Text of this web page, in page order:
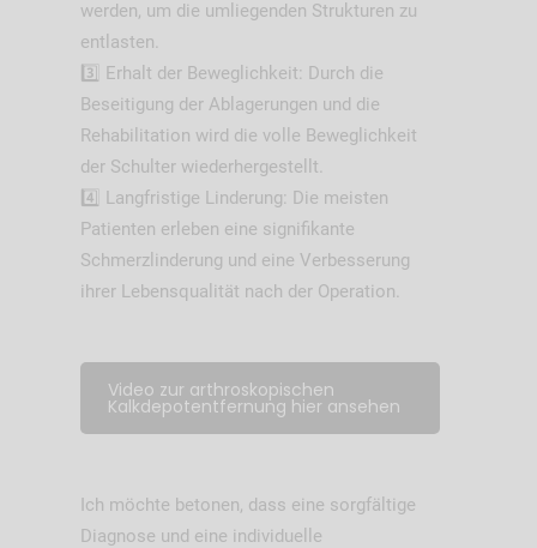
werden, um die umliegenden Strukturen zu
entlasten.
3️⃣ Erhalt der Beweglichkeit: Durch die
Beseitigung der Ablagerungen und die
Rehabilitation wird die volle Beweglichkeit
der Schulter wiederhergestellt.
4️⃣ Langfristige Linderung: Die meisten
Patienten erleben eine signifikante
Schmerzlinderung und eine Verbesserung
ihrer Lebensqualität nach der Operation.
Video zur arthroskopischen
Kalkdepotentfernung hier ansehen
Ich möchte betonen, dass eine sorgfältige
Diagnose und eine individuelle